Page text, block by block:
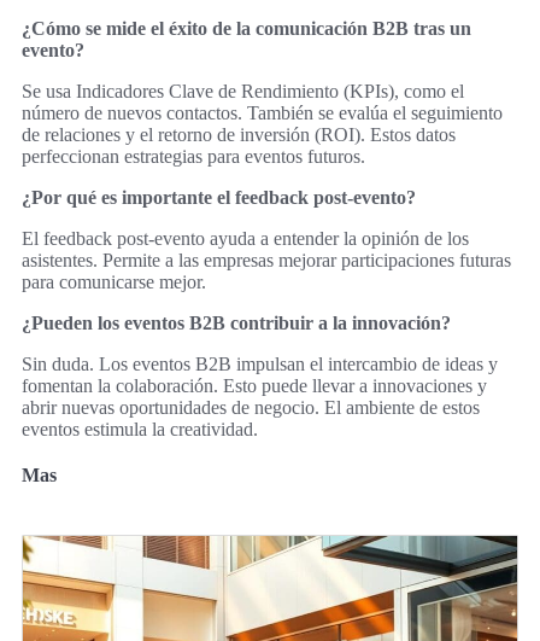
¿Cómo se mide el éxito de la comunicación B2B tras un
evento?
Se usa Indicadores Clave de Rendimiento (KPIs), como el
número de nuevos contactos. También se evalúa el seguimiento
de relaciones y el retorno de inversión (ROI). Estos datos
perfeccionan estrategias para eventos futuros.
¿Por qué es importante el feedback post-evento?
El feedback post-evento ayuda a entender la opinión de los
asistentes. Permite a las empresas mejorar participaciones futuras
para comunicarse mejor.
¿Pueden los eventos B2B contribuir a la innovación?
Sin duda. Los eventos B2B impulsan el intercambio de ideas y
fomentan la colaboración. Esto puede llevar a innovaciones y
abrir nuevas oportunidades de negocio. El ambiente de estos
eventos estimula la creatividad.
Mas